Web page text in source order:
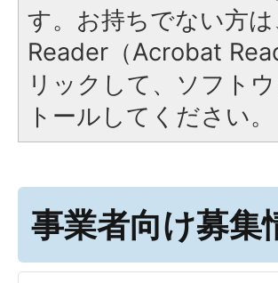
す。お持ちでない方
Reader（Acrobat
リックして、ソフト
トールしてください。
事業者向け募集